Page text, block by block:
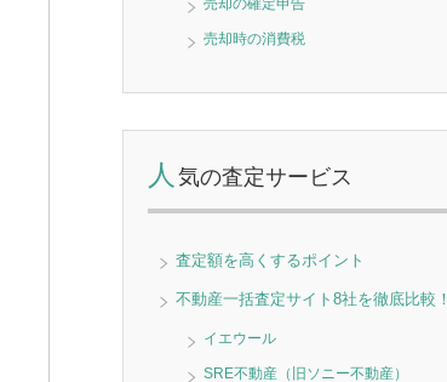
売却時の消費税
人 気の査定サービス
査定額を高くするポイント
不動産一括査定サイト8社を徹底比較！
イエウール
SRE不動産（旧ソニー不動産）